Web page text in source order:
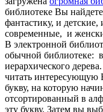
библиотеке Вы
фантастику, и
современные, и
В электронной
обычной библиотеке:
иерархического
читать интересующую
букву, на которую
отсортированный в
эту букву. Затем вы